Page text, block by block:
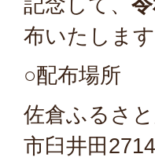
布いたします
○配布場所
佐倉ふるさ
市臼井田2714